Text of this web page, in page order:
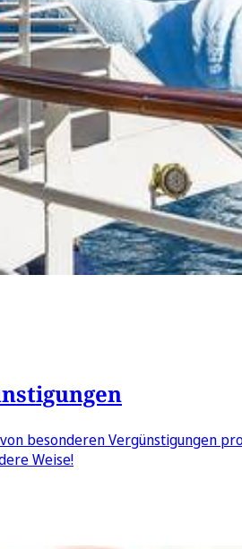
besonderen Vergünstigungen
Weise!